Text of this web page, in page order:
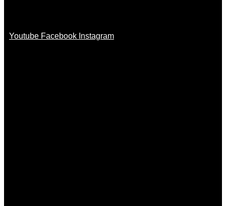
Youtube Facebook Instagram